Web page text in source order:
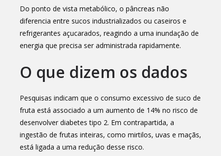
Do ponto de vista metabólico, o pâncreas não
diferencia entre sucos industrializados ou caseiros e
refrigerantes açucarados, reagindo a uma inundação de
energia que precisa ser administrada rapidamente.
O que dizem os dados
Pesquisas indicam que o consumo excessivo de suco de
fruta está associado a um aumento de 14% no risco de
desenvolver diabetes tipo 2. Em contrapartida, a
ingestão de frutas inteiras, como mirtilos, uvas e maçãs,
está ligada a uma redução desse risco.